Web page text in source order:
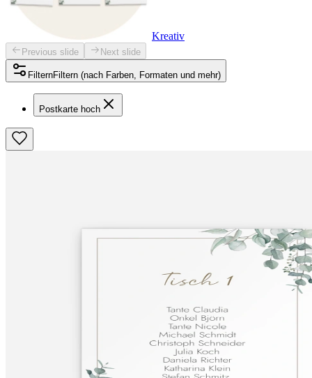
Kreativ
Previous slide Next slide
FilternFiltern (nach Farben, Formaten und mehr)
Postkarte hoch